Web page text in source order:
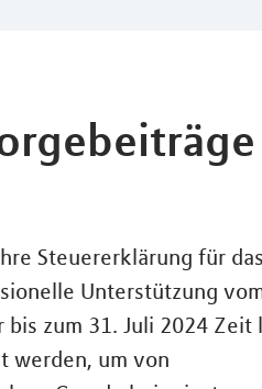
Steuererklärung für das
Unterstützung
zum 31. Juli 2024 Zeit
werden, um von